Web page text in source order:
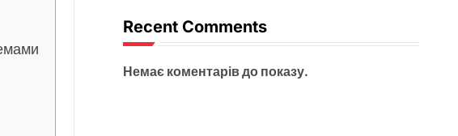
Recent Comments
Немає коментарів до показу.